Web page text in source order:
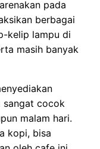
pada
berbagai
kelip lampu di
masih banyak
sangat cocok
malam hari.
kopi, bisa